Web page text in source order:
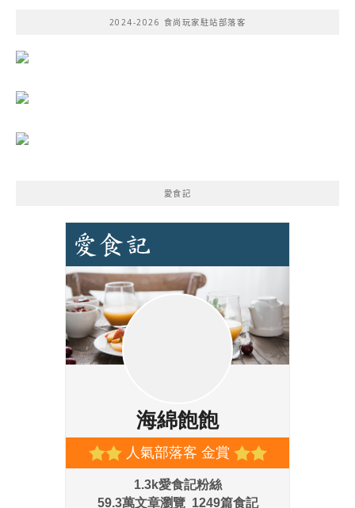
2024-2026 食尚玩家駐站部落客
愛食記